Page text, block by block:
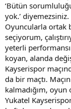
‘Bütün
yok.’
Oyuncularla ortak
seçiyorum,
yeterli
koyan, alanda
Kayserispor
da bir maçtı.
kalmadığım,
Yukatel